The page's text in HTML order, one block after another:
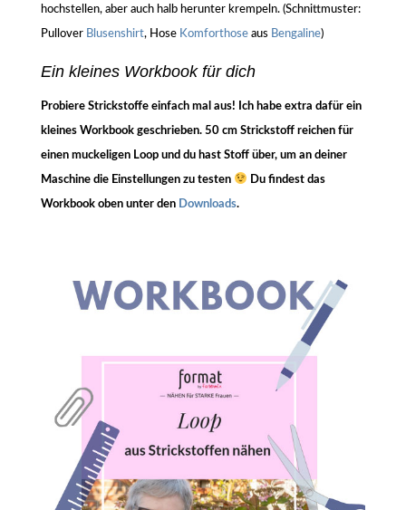
hochstellen, aber auch halb herunter krempeln. (Schnittmuster:
Pullover Blusenshirt, Hose Komforthoseaus Bengaline)
Ein kleines Workbook für dich
Probiere Strickstoffe einfach mal aus! Ich habe extra dafür ein
kleines Workbook geschrieben. 50 cm Strickstoff reichen für
einen muckeligen Loop und du hast Stoff über, um an deiner
Maschine die Einstellungen zu testen Du findest das
Workbook oben unter den Downloads.